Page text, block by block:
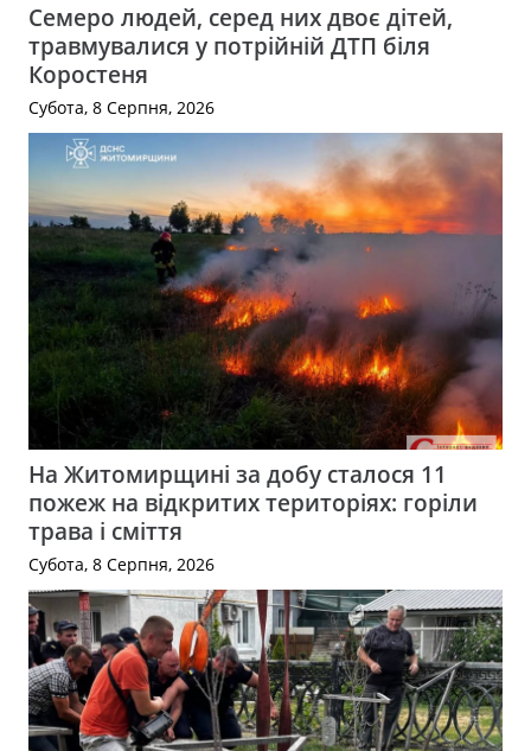
Семеро людей, серед них двоє дітей,
травмувалися у потрійній ДТП біля
Коростеня
Субота, 8 Серпня, 2026
На Житомирщині за добу сталося 11
пожеж на відкритих територіях: горіли
трава і сміття
Субота, 8 Серпня, 2026